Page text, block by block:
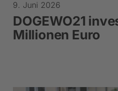
9. Juni 2026
DOGEWO21
Millionen Euro